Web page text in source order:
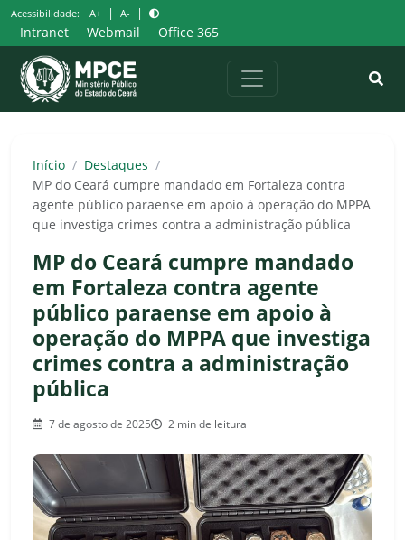
Pular
para
o
conteúdo
Acessibilidade: A+ | A- |
Intranet Webmail Office 365
Início / Destaques /
MP do Ceará cumpre mandado em Fortaleza contra
agente público paraense em apoio à operação do MPPA
que investiga crimes contra a administração pública
MP do Ceará cumpre mandado
em Fortaleza contra agente
público paraense em apoio à
operação do MPPA que investiga
crimes contra a administração
pública
7 de agosto de 2025 2 min de leitura